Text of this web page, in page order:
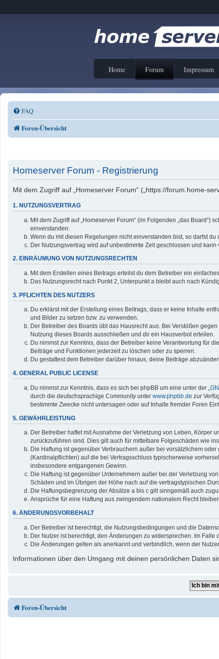
Home Forum Impressum
FAQ
Foren-Übersicht
Homeserver Forum - Registrierung
Mit dem Zugriff auf „Homeserver Forum“ („https://forum.home-
1. NUTZUNGSVERTRAG
Mit dem Zugriff auf „Homeserver Forum“ (im Folgenden „das
einverstanden.
Wenn du mit diesen Regelungen nicht einverstanden bist, so darfst
Der Nutzungsvertrag wird auf unbestimmte Zeit geschlossen und
2. EINRÄUMUNG VON NUTZUNGSRECHTEN
Mit dem Erstellen eines Beitrags erteilst du dem Betreiber ein
Das Nutzungsrecht nach Punkt 2, Unterpunkt a bleibt auch nach
3. PFLICHTEN DES NUTZERS
Du erklärst mit der Erstellung eines Beitrags, dass er keine Inhalte
und Bilder zu setzen bzw. zu verwenden.
Der Betreiber des Boards übt das Hausrecht aus. Bei Verstößen
Nutzung dieses Boards ausschließen und dir ein Hausverbot erteilen.
Du nimmst zur Kenntnis, dass der Betreiber keine Verantwortung für
Beiträge und Funktionen jederzeit zu löschen oder zu sperren.
Du gestattest dem Betreiber darüber hinaus, deine Beiträge
4. GENERAL PUBLIC LICENSE
Du nimmst zur Kenntnis, dass es sich bei phpBB um eine unter der „
durch die deutschsprachige Community unter www.phpbb.de zur
bestimmte Zwecke nicht untersagen oder auf Inhalte fremder Foren
5. GEWÄHRLEISTUNG
Der Betreiber haftet mit Ausnahme der Verletzung von Leben,
zurückzuführen sind. Dies gilt auch für mittelbare Folgeschäden wie
Die Haftung ist gegenüber Verbrauchern außer bei vorsätzlichem
(Kardinalpflichten) auf die bei Vertragsschluss typischerweise
insbesondere entgangenen Gewinn.
Die Haftung ist gegenüber Unternehmern außer bei der Verletzung
Schäden und im Übrigen der Höhe nach auf die vertragstypischen
Die Haftungsbegrenzung der Absätze a bis c gilt sinngemäß auch
Ansprüche für eine Haftung aus zwingendem nationalem Recht
6. ÄNDERUNGSVORBEHALT
Der Betreiber ist berechtigt, die Nutzungsbedingungen und die
Der Nutzer ist berechtigt, den Änderungen zu widersprechen. Im
Die Änderungen gelten als anerkannt und verbindlich, wenn der
Informationen über den Umgang mit deinen persönlichen Daten
Foren-Übersicht